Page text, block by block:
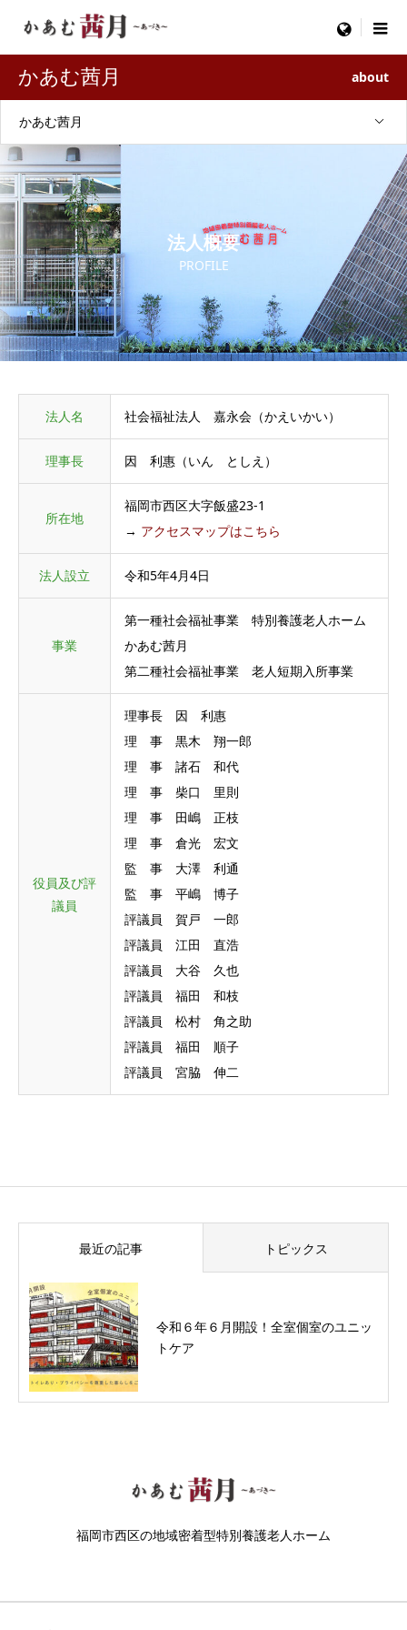
menu
かあむ茜月 about
かあむ茜月
法人概要
PROFILE
法人名 社会福祉法人 嘉永会（かえいかい）
理事長 因 利惠（いん としえ）
所在地
福岡市西区大字飯盛23-1
→ アクセスマップはこちら
法人設立 令和5年4月4日
事業
第一種社会福祉事業 特別養護老人ホーム
かあむ茜月
第二種社会福祉事業 老人短期入所事業
役員及び評
議員
理事長 因 利惠
理 事 黒木 翔一郎
理 事 諸石 和代
理 事 柴口 里則
理 事 田嶋 正枝
理 事 倉光 宏文
監 事 大澤 利通
監 事 平嶋 博子
評議員 賀戸 一郎
評議員 江田 直浩
評議員 大谷 久也
評議員 福田 和枝
評議員 松村 角之助
評議員 福田 順子
評議員 宮脇 伸二
最近の記事 トピックス
令和６年６月開設！全室個室のユニッ
トケア
福岡市西区の地域密着型特別養護老人ホーム